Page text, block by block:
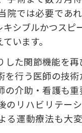
院では必要であ
キシブルかつスピ
います。
した関節機能を再
を行う医師の技術
の介助・看護も重
のリハビリテー
る運動療法も大